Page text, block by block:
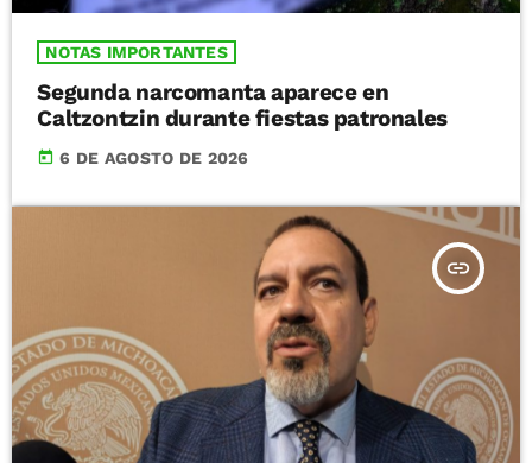
NOTAS IMPORTANTES
Segunda narcomanta aparece en
Caltzontzin durante fiestas patronales
today 6 DE AGOSTO DE 2026
insert_link